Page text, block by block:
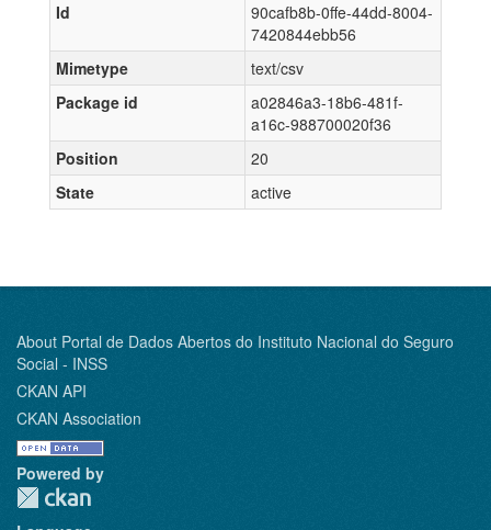
Id
90cafb8b-0ffe-44dd-8004-
7420844ebb56
Mimetype
text/csv
Package id
a02846a3-18b6-481f-
a16c-988700020f36
Position
20
State
active
About Portal de Dados Abertos do Instituto Nacional do Seguro
Social - INSS
CKAN API
CKAN Association
Powered by